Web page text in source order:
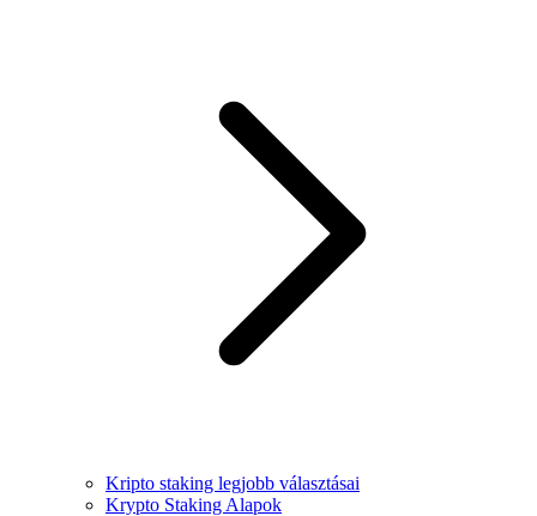
Kripto staking legjobb választásai
Krypto Staking Alapok